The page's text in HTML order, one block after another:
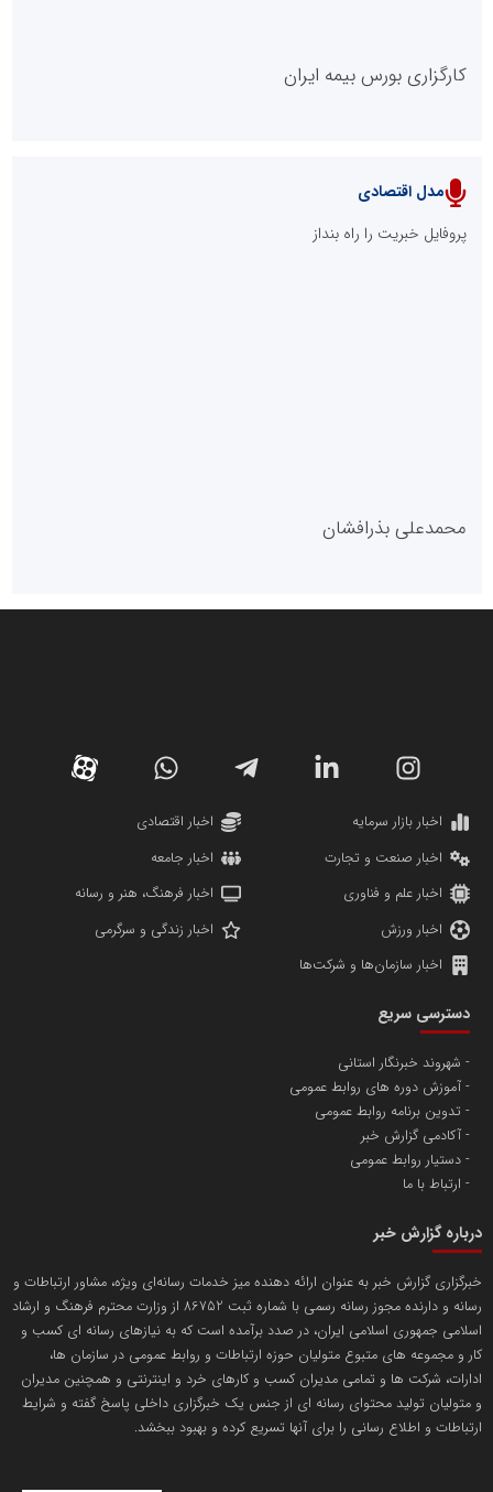
پایگاه خبری نهضت ملی مسکن
پایگاه خبری گفتمان یزد
دانشگاه سئوی ایران
پایگاه اطلاع رسانی اعتلای نهادهای مردمی
پایگاه اطلاع رسانی دریا و نفت
کارگزاری بورس بیمه ایران
تامین آهن اسفنجی تولیدکنندگان فولاد در کشور
تریبون
انتشار گسترده محتوا در رسانه گزارش خبر
مدل اقتصادی
پروفایل خبریت را راه بنداز
محمدعلی بذرافشان
مریم حاج نوروز نظری
مسعودصادقی
محمدعلی کرمعلی
اخبار بازار سرمایه
اخبار اقتصادی
اخبار صنعت و تجارت
اخبار جامعه
اخبار علم و فناوری
اخبار فرهنگ، هنر و رسانه
اخبار ورزش
اخبار زندگی و سرگرمی
اخبار سازمان‌ها و شرکت‌ها
دسترسی سریع
شهروند خبرنگار استانی
آموزش دوره های روابط عمومی
تدوین برنامه روابط عمومی
آکادمی گزارش خبر
دستیار روابط عمومی
ارتباط با ما
درباره گزارش خبر
خبرگزاری گزارش خبر به عنوان ارائه دهنده میز خدمات رسانه‌ای ویژه، مشاور ارتباطات و
رسانه و دارنده مجوز رسانه رسمی با شماره ثبت 86752 از وزارت محترم فرهنگ و ارشاد
اسلامی جمهوری اسلامی ایران، در صدد برآمده است که به نیازهای رسانه ای کسب و
کار و مجموعه های متبوع متولیان حوزه ارتباطات و روابط عمومی در سازمان ها،
ادارات، شرکت ها و تمامی مدیران کسب و کارهای خرد و اینترنتی و همچنین مدیران
و متولیان تولید محتوای رسانه ای از جنس یک خبرگزاری داخلی پاسخ گفته و شرایط
ارتباطات و اطلاع رسانی را برای آنها تسریع کرده و بهبود ببخشد.